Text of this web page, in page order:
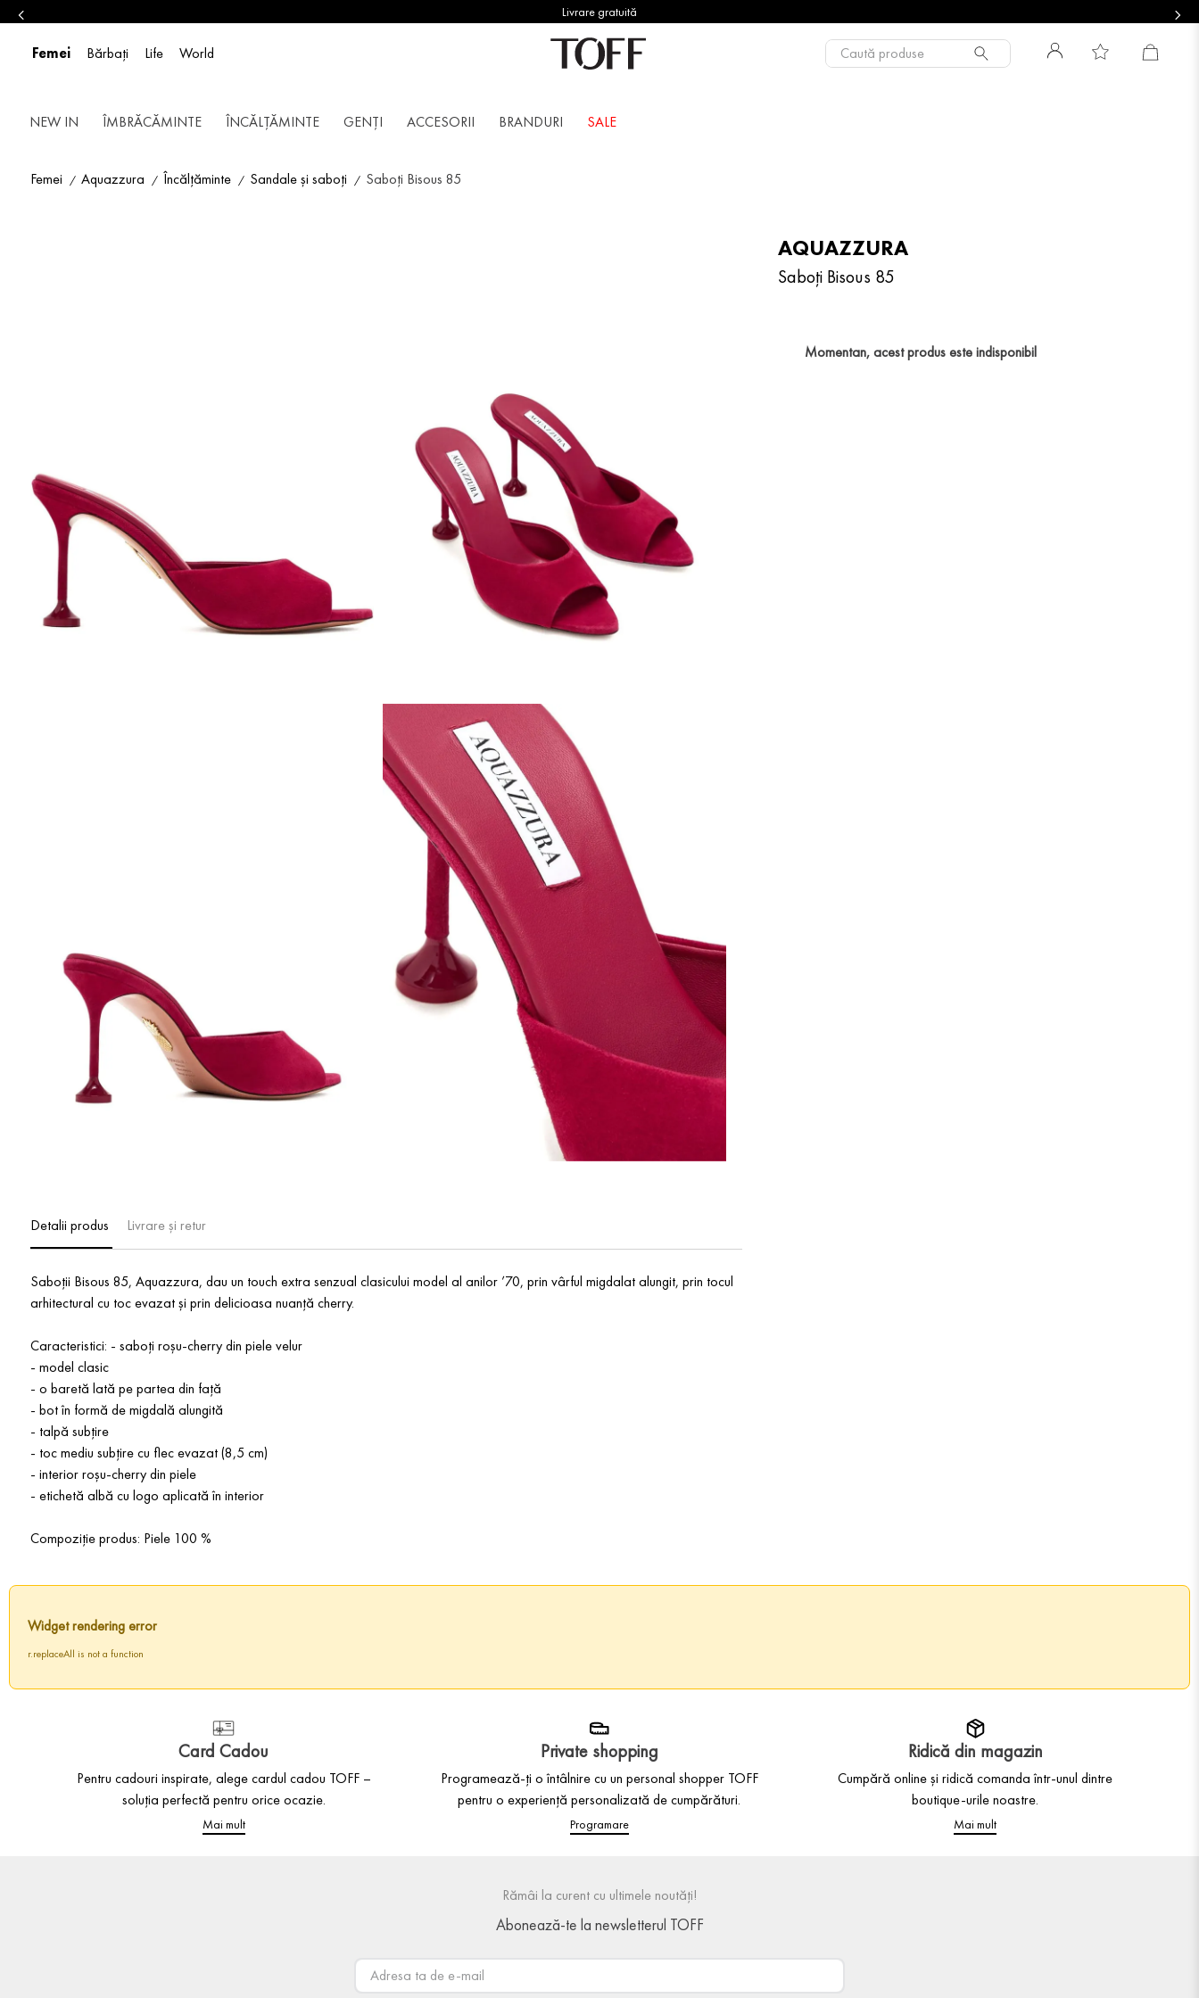
Livrare gratuită
Femei Bărbați Life World Caută produse
NEW IN ÎMBRĂCĂMINTE ÎNCĂLȚĂMINTE GENȚI ACCESORII BRANDURI SALE
Femei Aquazzura Încălțăminte Sandale și saboți Saboți Bisous 85
AQUAZZURA
Saboți Bisous 85
Momentan, acest produs este indisponibil
Detalii produs Livrare și retur
Saboții Bisous 85, Aquazzura, dau un touch extra senzual clasicului model al anilor ’70, prin vârful migdalat alungit, prin tocul
arhitectural cu toc evazat și prin delicioasa nuanță cherry.
Caracteristici: - saboți roșu-cherry din piele velur
- model clasic
- o baretă lată pe partea din față
- bot în formă de migdală alungită
- talpă subțire
- toc mediu subțire cu flec evazat (8,5 cm)
- interior roșu-cherry din piele
- etichetă albă cu logo aplicată în interior
Compoziție produs: Piele 100 %
Widget rendering error
r.replaceAll is not a function
Card Cadou
Pentru cadouri inspirate, alege cardul cadou TOFF –
soluția perfectă pentru orice ocazie.
Mai mult
Private shopping
Programează-ți o întâlnire cu un personal shopper TOFF
pentru o experiență personalizată de cumpărături.
Programare
Ridică din magazin
Cumpără online și ridică comanda într-unul dintre
boutique-urile noastre.
Mai mult
Rămâi la curent cu ultimele noutăți!
Abonează-te la newsletterul TOFF